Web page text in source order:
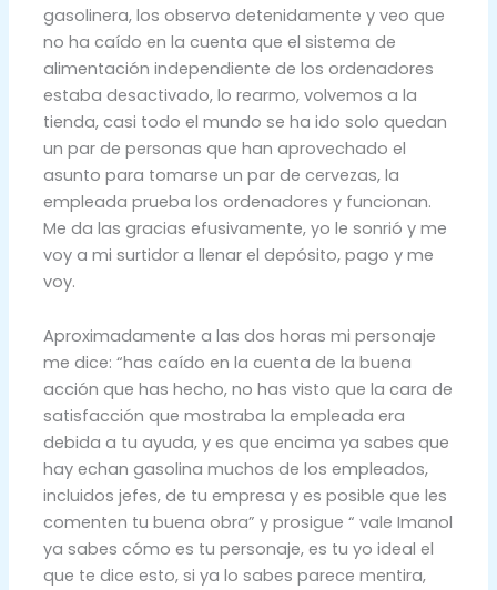
gasolinera, los observo detenidamente y veo que
no ha caído en la cuenta que el sistema de
alimentación independiente de los ordenadores
estaba desactivado, lo rearmo, volvemos a la
tienda, casi todo el mundo se ha ido solo quedan
un par de personas que han aprovechado el
asunto para tomarse un par de cervezas, la
empleada prueba los ordenadores y funcionan.
Me da las gracias efusivamente, yo le sonrió y me
voy a mi surtidor a llenar el depósito, pago y me
voy.
Aproximadamente a las dos horas mi personaje
me dice: “has caído en la cuenta de la buena
acción que has hecho, no has visto que la cara de
satisfacción que mostraba la empleada era
debida a tu ayuda, y es que encima ya sabes que
hay echan gasolina muchos de los empleados,
incluidos jefes, de tu empresa y es posible que les
comenten tu buena obra” y prosigue “ vale Imanol
ya sabes cómo es tu personaje, es tu yo ideal el
que te dice esto, si ya lo sabes parece mentira,